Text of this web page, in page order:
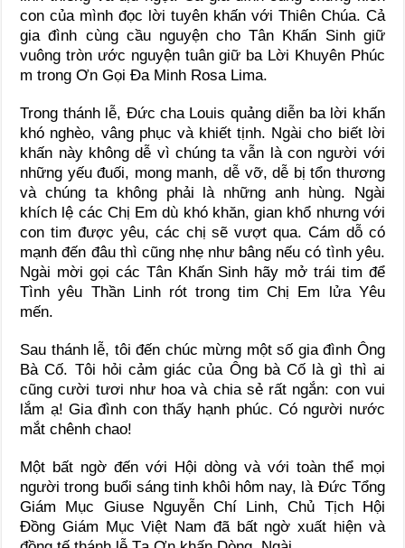
con của mình đọc lời tuyên khấn với Thiên Chúa. Cả
gia đình cùng cầu nguyện cho Tân Khấn Sinh giữ
vuông tròn ước nguyện tuân giữ ba Lời Khuyên Phúc
m trong Ơn Gọi Đa Minh Rosa Lima.
Trong thánh lễ, Đức cha Louis quảng diễn ba lời khấn
khó nghèo, vâng phục và khiết tịnh. Ngài cho biết lời
khấn này không dễ vì chúng ta vẫn là con người với
những yếu đuối, mong manh, dễ vỡ, dễ bị tổn thương
và chúng ta không phải là những anh hùng. Ngài
khích lệ các Chị Em dù khó khăn, gian khổ nhưng với
con tim được yêu, các chị sẽ vượt qua. Cám dỗ có
mạnh đến đâu thì cũng nhẹ như bâng nếu có tình yêu.
Ngài mời gọi các Tân Khấn Sinh hãy mở trái tim để
Tình yêu Thần Linh rót trong tim Chị Em lửa Yêu
mến.
Sau thánh lễ, tôi đến chúc mừng một số gia đình Ông
Bà Cố. Tôi hỏi cảm giác của Ông bà Cố là gì thì ai
cũng cười tươi như hoa và chia sẻ rất ngắn: con vui
lắm ạ! Gia đình con thấy hạnh phúc. Có người nước
mắt chênh chao!
Một bất ngờ đến với Hội dòng và với toàn thể mọi
người trong buổi sáng tinh khôi hôm nay, là Đức Tổng
Giám Mục Giuse Nguyễn Chí Linh, Chủ Tịch Hội
Đồng Giám Mục Việt Nam đã bất ngờ xuất hiện và